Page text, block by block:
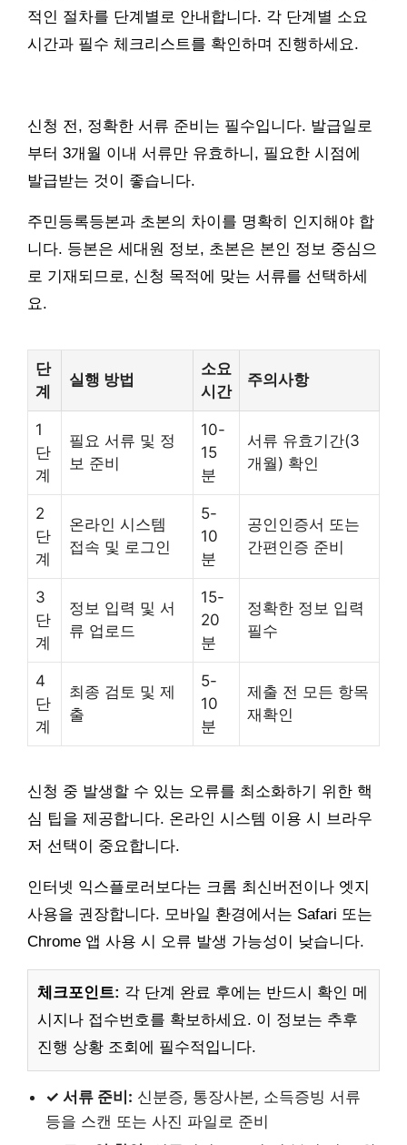
적인 절차를 단계별로 안내합니다. 각 단계별 소요
시간과 필수 체크리스트를 확인하며 진행하세요.
신청 전, 정확한 서류 준비는 필수입니다. 발급일로
부터 3개월 이내 서류만 유효하니, 필요한 시점에
발급받는 것이 좋습니다.
주민등록등본과 초본의 차이를 명확히 인지해야 합
니다. 등본은 세대원 정보, 초본은 본인 정보 중심으
로 기재되므로, 신청 목적에 맞는 서류를 선택하세
요.
단
계
실행 방법
소요
시간
주의사항
1
단
계
필요 서류 및 정
보 준비
10-
15
분
서류 유효기간(3
개월) 확인
2
단
계
온라인 시스템
접속 및 로그인
5-
10
분
공인인증서 또는
간편인증 준비
3
단
계
정보 입력 및 서
류 업로드
15-
20
분
정확한 정보 입력
필수
4
단
계
최종 검토 및 제
출
5-
10
분
제출 전 모든 항목
재확인
신청 중 발생할 수 있는 오류를 최소화하기 위한 핵
심 팁을 제공합니다. 온라인 시스템 이용 시 브라우
저 선택이 중요합니다.
인터넷 익스플로러보다는 크롬 최신버전이나 엣지
사용을 권장합니다. 모바일 환경에서는 Safari 또는
Chrome 앱 사용 시 오류 발생 가능성이 낮습니다.
체크포인트: 각 단계 완료 후에는 반드시 확인 메
시지나 접수번호를 확보하세요. 이 정보는 추후
진행 상황 조회에 필수적입니다.
✓ 서류 준비: 신분증, 통장사본, 소득증빙 서류
등을 스캔 또는 사진 파일로 준비